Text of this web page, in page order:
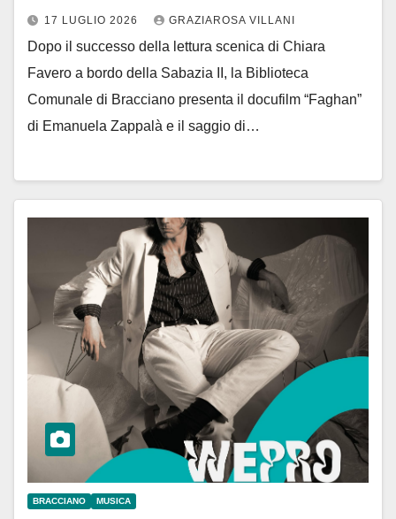
17 LUGLIO 2026 GRAZIAROSA VILLANI
Dopo il successo della lettura scenica di Chiara
Favero a bordo della Sabazia II, la Biblioteca
Comunale di Bracciano presenta il docufilm “Faghan”
di Emanuela Zappalà e il saggio di…
BRACCIANO MUSICA